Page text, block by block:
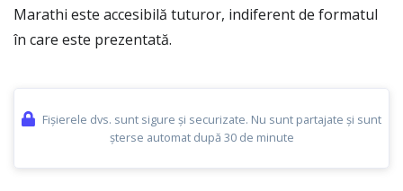
Marathi este accesibilă tuturor, indiferent de formatul
în care este prezentată.
Fișierele dvs. sunt sigure și securizate. Nu sunt partajate și sunt
șterse automat după 30 de minute